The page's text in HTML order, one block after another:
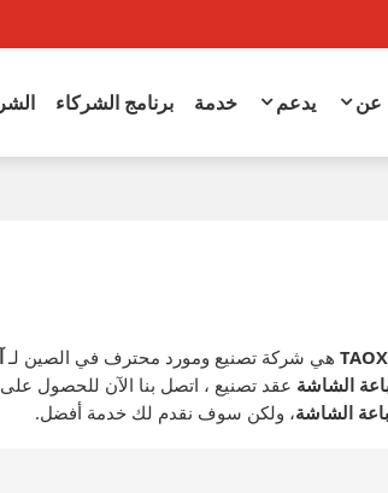
عن يدعم خدمة برنامج الشركاء
هي شركة تصنيع ومورد محترف في الصين لـ
الشاشة عقد تصنيع ، اتصل بنا الآن للحصول
الشاشة، ولكن سوف نقدم لك خدمة أفضل.